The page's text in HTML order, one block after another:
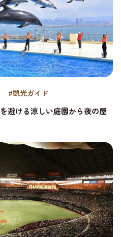
#観光ガイド
避ける涼しい庭園から夜の屋